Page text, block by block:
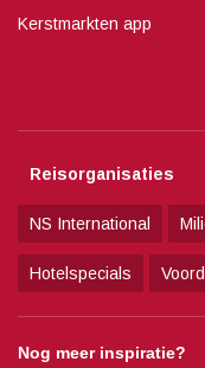
Kerstmarkten app
Reisorganisaties
NS International
Hotelspecials
Nog meer inspiratie?